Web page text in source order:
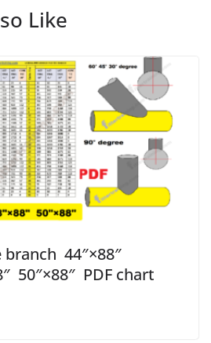
Like
44″×88″
50″×88″ PDF chart